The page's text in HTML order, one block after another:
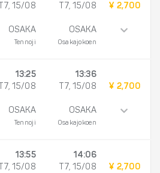
T7, 15/08
OSAKA
Tennoji
T7, 15/08
OSAKA
Osakajokoen
¥ 2,700
13:25
T7, 15/08
OSAKA
Tennoji
13:36
T7, 15/08
OSAKA
Osakajokoen
¥ 2,700
13:55
T7, 15/08
14:06
T7, 15/08
¥ 2,700